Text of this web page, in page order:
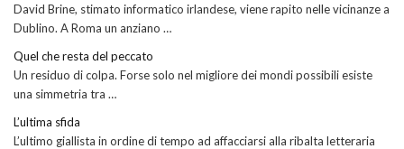
David Brine, stimato informatico irlandese, viene rapito nelle vicinanze a
Dublino. A Roma un anziano …
Quel che resta del peccato
Un residuo di colpa. Forse solo nel migliore dei mondi possibili esiste
una simmetria tra …
L’ultima sfida
L’ultimo giallista in ordine di tempo ad affacciarsi alla ribalta letteraria